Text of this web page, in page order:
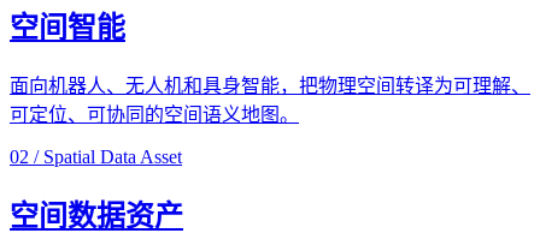
空间智能
面向机器人、无人机和具身智能，把物理空间转译为可理解、
可定位、可协同的空间语义地图。
02 / Spatial Data Asset
空间数据资产